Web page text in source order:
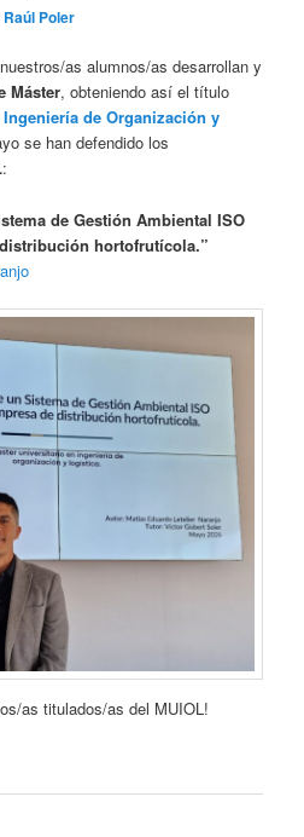
Raúl Poler
as alumnos/as desarrollan y
Máster, obteniendo así el título
de Organización y
se han defendido los
:
de Gestión Ambiental ISO
hortofrutícola.”
as titulados/as del MUIOL!